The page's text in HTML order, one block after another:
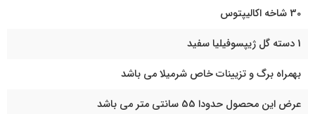
30 شاخه اکالیپتوس
1 دسته گل ژیپسوفیلیا سفید
بهمراه برگ و تزیینات خاص شرمیلا می باشد
عرض این محصول حدودا 55 سانتی متر می باشد